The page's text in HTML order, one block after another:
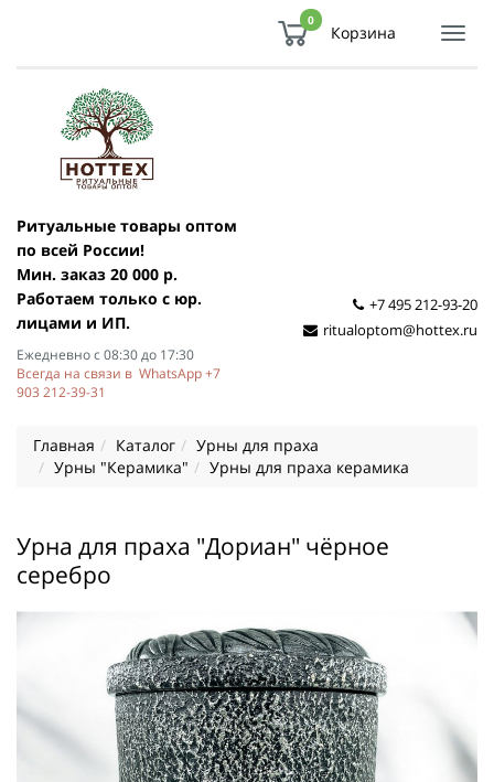
0
Корзина
Ритуальные товары оптом
по всей России!
Мин. заказ 20 000 р.
Работаем только с юр.
лицами и ИП.
Ежедневно с 08:30 до 17:30
Всегда на связи в WhatsApp +7
903 212-39-31
+7 495 212-93-20
ritualoptom@hottex.ru
Главная Каталог
Урны для праха
Урны "Керамика"
Урны для праха керамика
Урна для праха "Дориан" чёрное
серебро